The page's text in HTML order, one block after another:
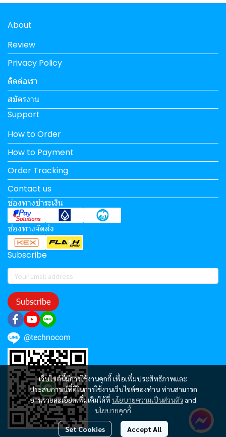
เว็บไซต์นี้มีการใช้งานคุกกี้ เพื่อเพิ่มประสิทธิภาพและ
ประสบการณ์ที่ดีในการใช้งานเว็บไซต์ของท่าน ท่านสามารถ
อ่านรายละเอียดเพิ่มเติมได้ที่ นโยบายความเป็นส่วนตัว and
นโยบายคุกกี้
Set Cookies Accept All
About
Review
Privacy Policy
ติดต่อเรา
สมัครงาน
Support
How to Order
How to Payment
Order Tracking
Contact us
ช่องทางชำระเงิน
ช่องทางจัดส่ง
Subscribe
Subscribe
@technocom